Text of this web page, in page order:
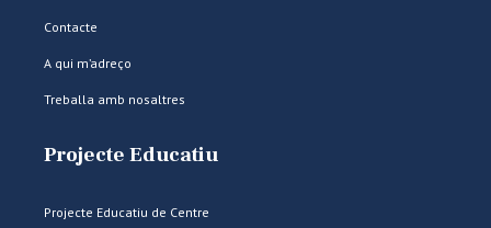
Contacte
A qui m’adreço
Treballa amb nosaltres
Projecte Educatiu
Projecte Educatiu de Centre